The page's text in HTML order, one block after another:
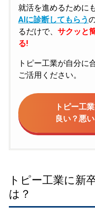
就活を進めるために
AIに診断してもらう
るだけで、 サクッと
る!
トピー工業が自分に
ご活用ください。
トピー工
良い？悪
トピー工業に新
は？